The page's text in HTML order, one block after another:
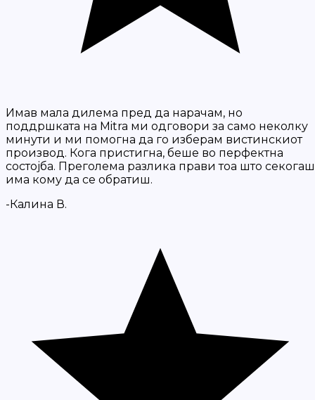
Имав мала дилема пред да нарачам, но
поддршката на Mitra ми одговори за само неколку
минути и ми помогна да го изберам вистинскиот
производ. Кога пристигна, беше во перфектна
состојба. Преголема разлика прави тоа што секогаш
има кому да се обратиш.
-Калина В.